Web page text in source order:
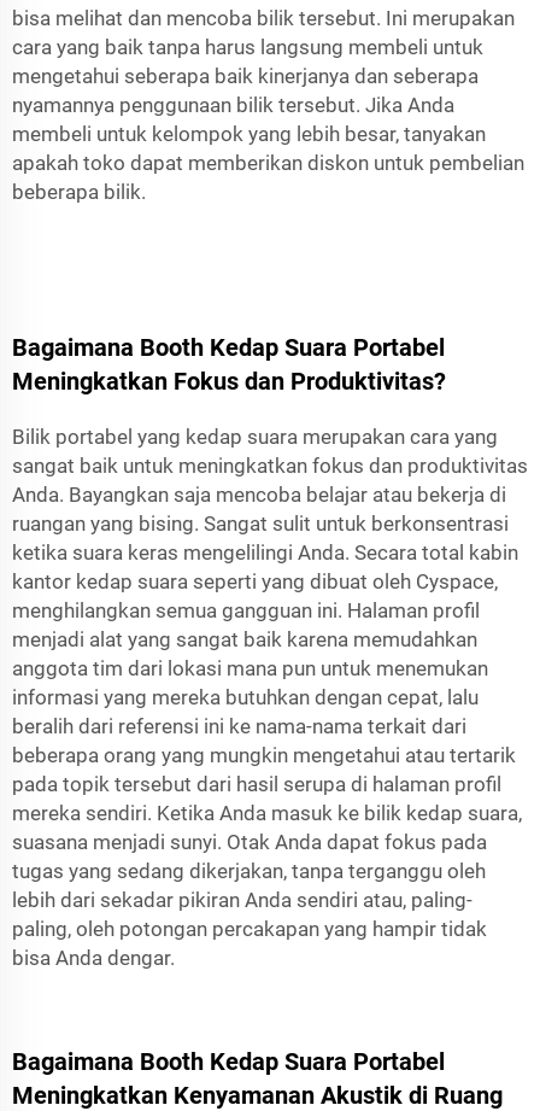
bisa melihat dan mencoba bilik tersebut. Ini merupakan
cara yang baik tanpa harus langsung membeli untuk
mengetahui seberapa baik kinerjanya dan seberapa
nyamannya penggunaan bilik tersebut. Jika Anda
membeli untuk kelompok yang lebih besar, tanyakan
apakah toko dapat memberikan diskon untuk pembelian
beberapa bilik.
Bagaimana Booth Kedap Suara Portabel
Meningkatkan Fokus dan Produktivitas?
Bilik portabel yang kedap suara merupakan cara yang
sangat baik untuk meningkatkan fokus dan produktivitas
Anda. Bayangkan saja mencoba belajar atau bekerja di
ruangan yang bising. Sangat sulit untuk berkonsentrasi
ketika suara keras mengelilingi Anda. Secara total kabin
kantor kedap suara seperti yang dibuat oleh Cyspace,
menghilangkan semua gangguan ini. Halaman profil
menjadi alat yang sangat baik karena memudahkan
anggota tim dari lokasi mana pun untuk menemukan
informasi yang mereka butuhkan dengan cepat, lalu
beralih dari referensi ini ke nama-nama terkait dari
beberapa orang yang mungkin mengetahui atau tertarik
pada topik tersebut dari hasil serupa di halaman profil
mereka sendiri. Ketika Anda masuk ke bilik kedap suara,
suasana menjadi sunyi. Otak Anda dapat fokus pada
tugas yang sedang dikerjakan, tanpa terganggu oleh
lebih dari sekadar pikiran Anda sendiri atau, paling-
paling, oleh potongan percakapan yang hampir tidak
bisa Anda dengar.
Bagaimana Booth Kedap Suara Portabel
Meningkatkan Kenyamanan Akustik di Ruang